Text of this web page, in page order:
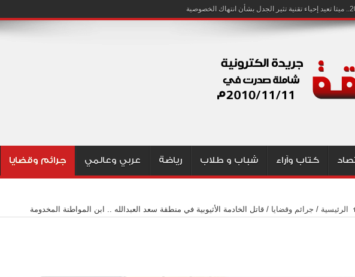
كتاب وآراء شباب و طلاب رياضة عربي وعالمي جرائم وقضايا
الرئيسية / جرائم وقضايا / قاتل الخادمة الأثيوبية في منطقة سعد العبدالله .. ابن المواطنة المخدومة